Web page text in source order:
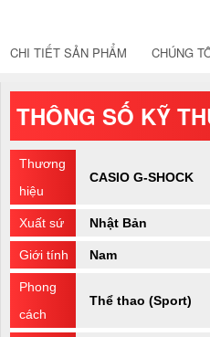
CHI TIẾT SẢN PHẨM CHÚNG
THÔNG SỐ KỸ
Thương
hiệu
CASIO G-SHOCK
Xuất sứ Nhật Bản
Giới tính Nam
Phong
cách
Thể thao (Sport)